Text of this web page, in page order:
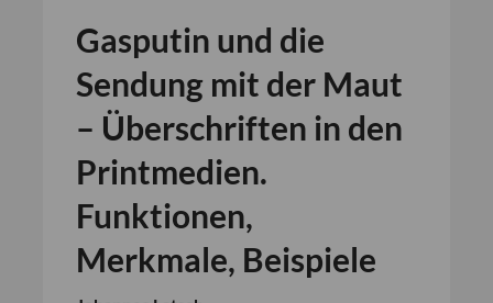
Gasputin und die
Sendung mit der Maut
– Überschriften in den
Printmedien.
Funktionen,
Merkmale, Beispiele